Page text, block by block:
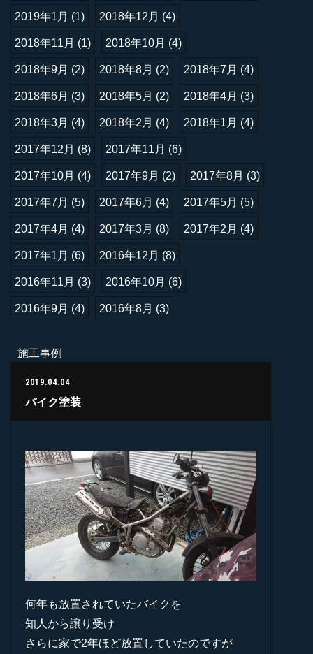
2019年1月 (1) 2018年12月 (4)
2018年11月 (1) 2018年10月 (4)
2018年9月 (2) 2018年8月 (2) 2018年7月 (4)
2018年6月 (3) 2018年5月 (2) 2018年4月 (3)
2018年3月 (4) 2018年2月 (4) 2018年1月 (4)
2017年12月 (8) 2017年11月 (6)
2017年10月 (4) 2017年9月 (2) 2017年8月 (3)
2017年7月 (5) 2017年6月 (4) 2017年5月 (5)
2017年4月 (4) 2017年3月 (8) 2017年2月 (4)
2017年1月 (6) 2016年12月 (8)
2016年11月 (3) 2016年10月 (6)
2016年9月 (4) 2016年8月 (3)
施工事例
2019.04.04
バイク塗装
何年も放置されていたバイクを
知人から譲り受け
さらに家で2年ほど放置していたのですが